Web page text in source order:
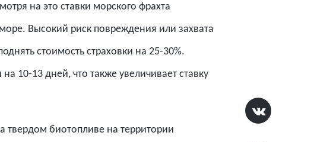
на это ставки морского фрахта
Высокий риск повреждения или захвата
стоимость страховки на 25-30%.
10-13 дней, что также увеличивает ставку
твердом биотопливе на территории